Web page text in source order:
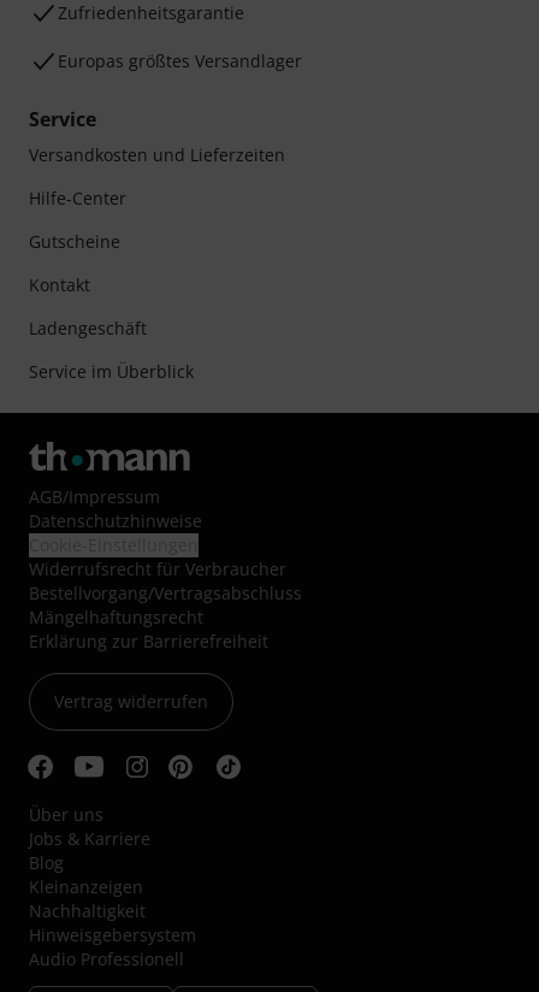
Zufriedenheitsgarantie
Europas größtes Versandlager
Service
Versandkosten und Lieferzeiten
Hilfe-Center
Gutscheine
Kontakt
Ladengeschäft
Service im Überblick
AGB/Impressum
Datenschutzhinweise
Widerrufsrecht für Verbraucher
Bestellvorgang/Vertragsabschluss
Mängelhaftungsrecht
Erklärung zur Barrierefreiheit
Vertrag widerrufen
Über uns
Jobs & Karriere
Blog
Kleinanzeigen
Nachhaltigkeit
Hinweisgebersystem
Audio Professionell